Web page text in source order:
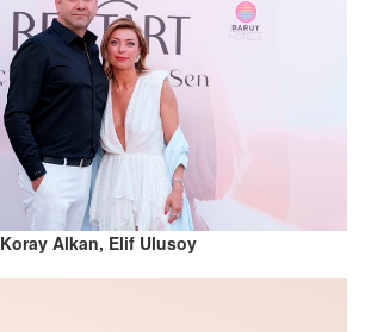
Koray Alkan, Elif Ulusoy